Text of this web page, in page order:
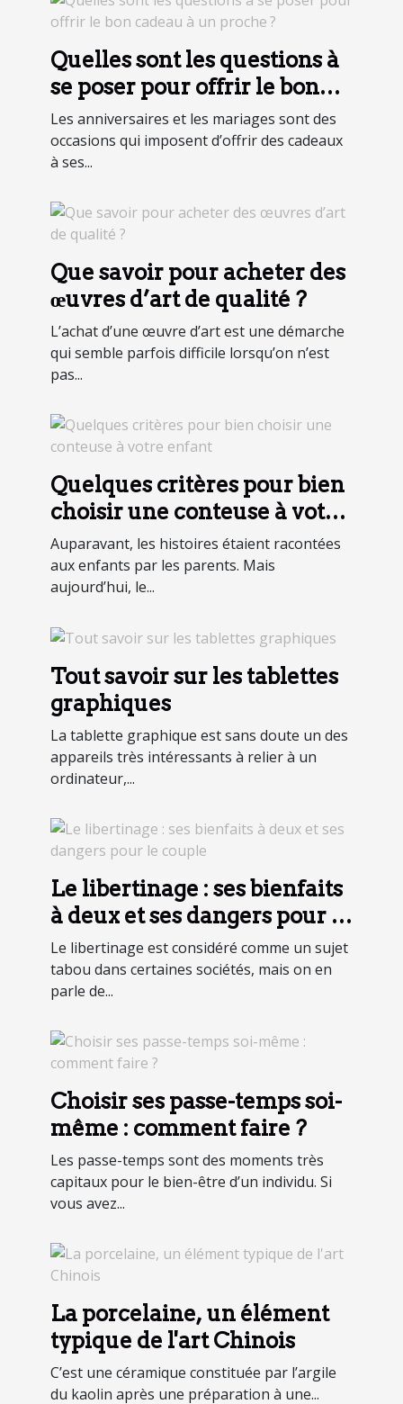
Quelles sont les questions à
se poser pour offrir le bon
cadeau à un proche ?
Les anniversaires et les mariages sont des
occasions qui imposent d’offrir des cadeaux
à ses...
Que savoir pour acheter des
œuvres d’art de qualité ?
L’achat d’une œuvre d’art est une démarche
qui semble parfois difficile lorsqu’on n’est
pas...
Quelques critères pour bien
choisir une conteuse à votre
enfant
Auparavant, les histoires étaient racontées
aux enfants par les parents. Mais
aujourd’hui, le...
Tout savoir sur les tablettes
graphiques
La tablette graphique est sans doute un des
appareils très intéressants à relier à un
ordinateur,...
Le libertinage : ses bienfaits
à deux et ses dangers pour le
couple
Le libertinage est considéré comme un sujet
tabou dans certaines sociétés, mais on en
parle de...
Choisir ses passe-temps soi-
même : comment faire ?
Les passe-temps sont des moments très
capitaux pour le bien-être d’un individu. Si
vous avez...
La porcelaine, un élément
typique de l'art Chinois
C’est une céramique constituée par l’argile
du kaolin après une préparation à une...